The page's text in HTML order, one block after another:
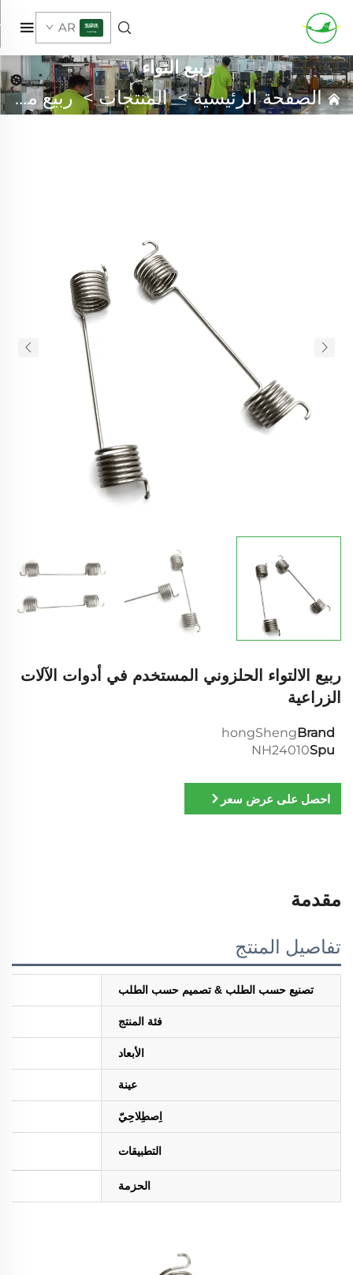
AR
ربيع التواء
الصفحة الرئيسية>المنتجات>ربيع مخصص
ربيع الالتواء الحلزوني المستخدم في أدوات الآلات
الزراعية
Brand
hongSheng
Spu
NH24010
احصل على عرض سعر
مقدمة
تفاصيل المنتج
تصنيع حسب الطلب & تصميم حسب الطلب
فئة المنتج
الأبعاد
عينة
اِصطِلاحِيّ
التطبيقات
الحزمة